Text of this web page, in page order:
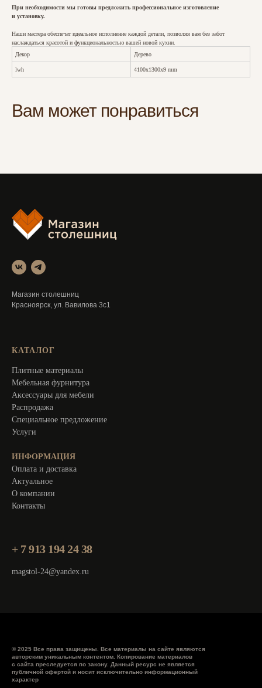
При необходимости мы готовы предложить профессиональное изготовление
и установку.
Наши мастера обеспечат идеальное исполнение каждой детали, позволяя вам без забот
наслаждаться красотой и функциональностью вашей новой кухни.
Декор
Дерево
lwh 4100x1300x9 mm
Вам может понравиться
Магазин столешниц
Красноярск, ул. Вавилова 3с1
КАТАЛОГ
Плитные материалы
Мебельная фурнитура
Аксессуары для мебели
Распродажа
Специальное предложение
Услуги
ИНФОРМАЦИЯ
Оплата и доставка
Актуальное
О компании
Контакты
+ 7 913 194 24 38
magstol-24@yandex.ru
© 2025 Все права защищены. Все материалы на сайте являются
авторским уникальным контентом. Копирование материалов
с сайта преследуется по закону. Данный ресурс не является
публичной офертой и носит исключительно информационный
характер